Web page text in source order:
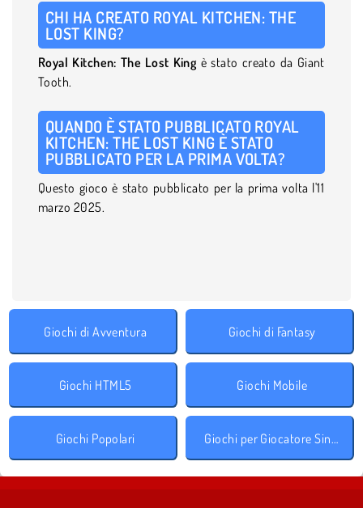
CHI HA CREATO ROYAL KITCHEN: THE
LOST KING?
Royal Kitchen: The Lost Kingè stato creato da Giant
Tooth.
QUANDO È STATO PUBBLICATO ROYAL
KITCHEN: THE LOST KING È STATO
PUBBLICATO PER LA PRIMA VOLTA?
Questo gioco è stato pubblicato per la prima volta l'11
marzo 2025.
Giochi di Avventura Giochi di Fantasy
Giochi HTML5 Giochi Mobile
Giochi Popolari Giochi per Giocatore Singolo